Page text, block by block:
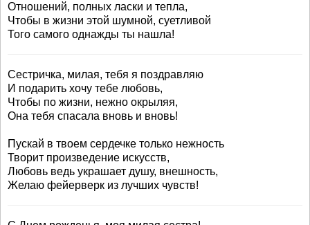
Отношений, полных ласки и тепла,
Чтобы в жизни этой шумной, суетливой
Того самого однажды ты нашла!
Сестричка, милая, тебя я поздравляю
И подарить хочу тебе любовь,
Чтобы по жизни, нежно окрыляя,
Она тебя спасала вновь и вновь!
Пускай в твоем сердечке только нежность
Творит произведение искусств,
Любовь ведь украшает душу, внешность,
Желаю фейерверк из лучших чувств!